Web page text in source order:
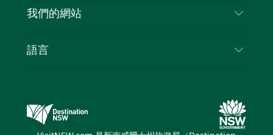
Cookie 通知
新南威爾斯州公路旅行
活動
旅行資訊
新南威爾斯的商業
我們的網站
新南威爾士州旅遊局（Destination NSW）媒體中
語言